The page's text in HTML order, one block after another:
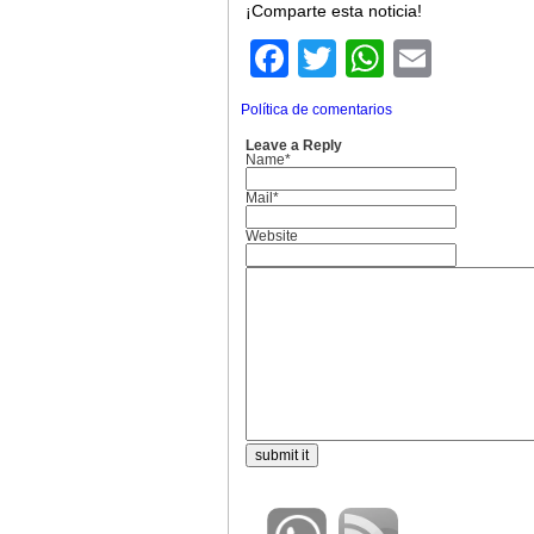
¡Comparte esta noticia!
Facebook
Twitter
Política de comentarios
Leave a Reply
Name*
Mail*
Website